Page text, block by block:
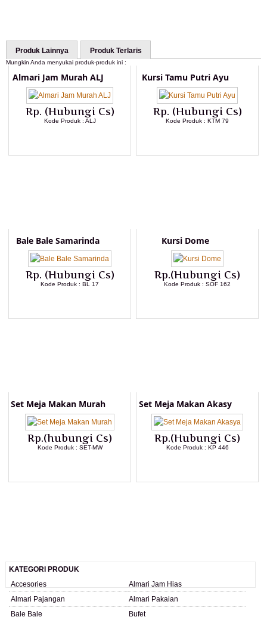
Produk Lainnya Produk Terlaris
Mungkin Anda menyukai produk-produk ini :
Almari Jam Murah ALJ
Rp. (Hubungi Cs)
Kode Produk : ALJ
Kursi Tamu Putri Ayu
Rp. (Hubungi Cs)
Kode Produk : KTM 79
Bale Bale Samarinda
Rp. (Hubungi Cs)
Kode Produk : BL 17
Kursi Dome
Rp.(Hubungi Cs)
Kode Produk : SOF 162
Set Meja Makan Murah
Rp.(hubungi Cs)
Kode Produk : SET-MW
Set Meja Makan Akasy
Rp.(Hubungi Cs)
Kode Produk : KP 446
KATEGORI PRODUK
Accesories
Almari Jam Hias
Almari Pajangan
Almari Pakaian
Bale Bale
Bufet